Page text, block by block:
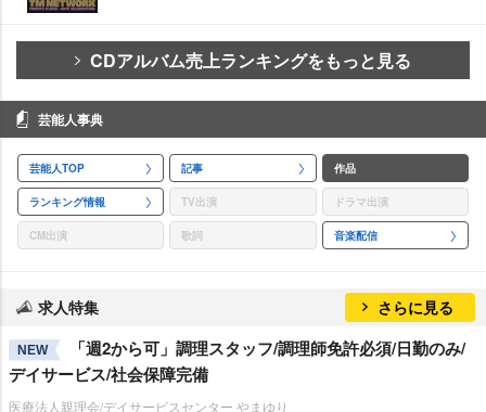
CDアルバム売上ランキングをもっと見る
芸能人事典
芸能人TOP 記事 作品
ランキング情報 TV出演 ドラマ出演
CM出演 歌詞 音楽配信
求人特集 さらに見る
NEW
「週2から可」調理スタッフ/調理師免許必須/日勤のみ/
デイサービス/社会保障完備
医療法人親理会/デイサービスセンター やまゆり